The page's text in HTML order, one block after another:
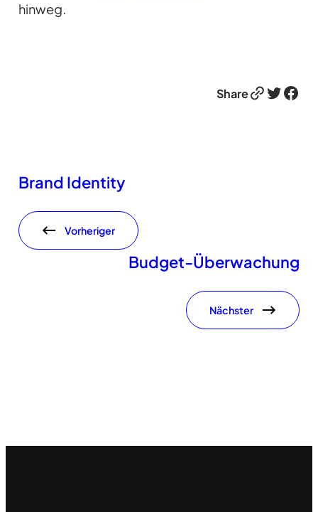
hinweg.
ShareLink Twitter Facebook
Brand Identity
Vorheriger
Budget-Überwachung
Nächster